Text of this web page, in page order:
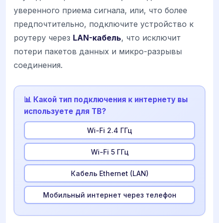
уверенного приема сигнала, или, что более
предпочтительно, подключите устройство к
роутеру через LAN-кабель, что исключит
потери пакетов данных и микро-разрывы
соединения.
📊 Какой тип подключения к интернету вы
используете для ТВ?
Wi-Fi 2.4 ГГц
Wi-Fi 5 ГГц
Кабель Ethernet (LAN)
Мобильный интернет через телефон